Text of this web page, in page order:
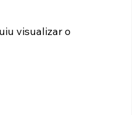
visualizar o